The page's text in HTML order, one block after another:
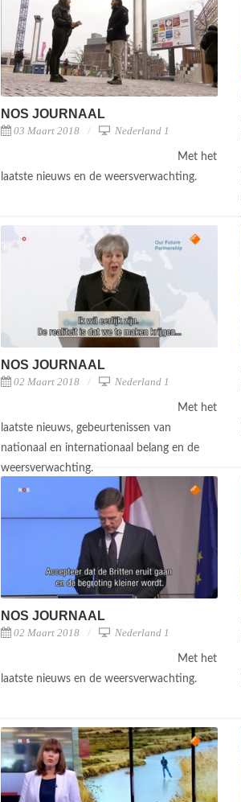
NOS JOURNAAL
03 Maart 2018 Nederland 1
Met het
laatste nieuws en de weersverwachting.
NOS JOURNAAL
02 Maart 2018 Nederland 1
Met het
laatste nieuws, gebeurtenissen van
nationaal en internationaal belang en de
weersverwachting.
NOS JOURNAAL
02 Maart 2018 Nederland 1
Met het
laatste nieuws en de weersverwachting.